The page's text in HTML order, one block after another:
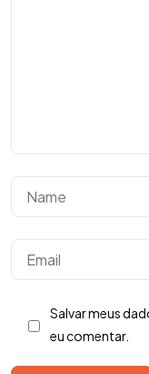
Salvar meus
eu comentar.